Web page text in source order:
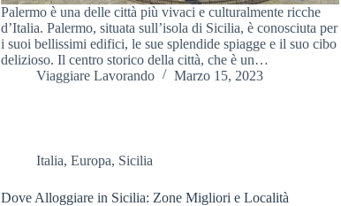
Palermo è una delle città più vivaci e culturalmente ricche
d’Italia. Palermo, situata sull’isola di Sicilia, è conosciuta per
i suoi bellissimi edifici, le sue splendide spiagge e il suo cibo
delizioso. Il centro storico della città, che è un…
Viaggiare Lavorando
Marzo 15, 2023
Italia,Europa, Sicilia
Dove Alloggiare in Sicilia: Zone Migliori e Località